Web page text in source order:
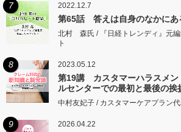
7 2022.12.7
第65話 答えは自身のなかにあ
北村 森氏 / 『日経トレンディ』元
ト
8 2023.05.12
第19講 カスタマーハラスメ
ルセンターでの最初と最後の挨
中村友妃子 / カスタマーケアプラン
9 2026.04.22